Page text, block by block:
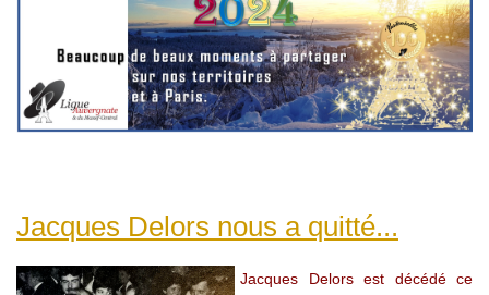
Jacques Delors nous a quitté...
Jacques Delors est décédé ce